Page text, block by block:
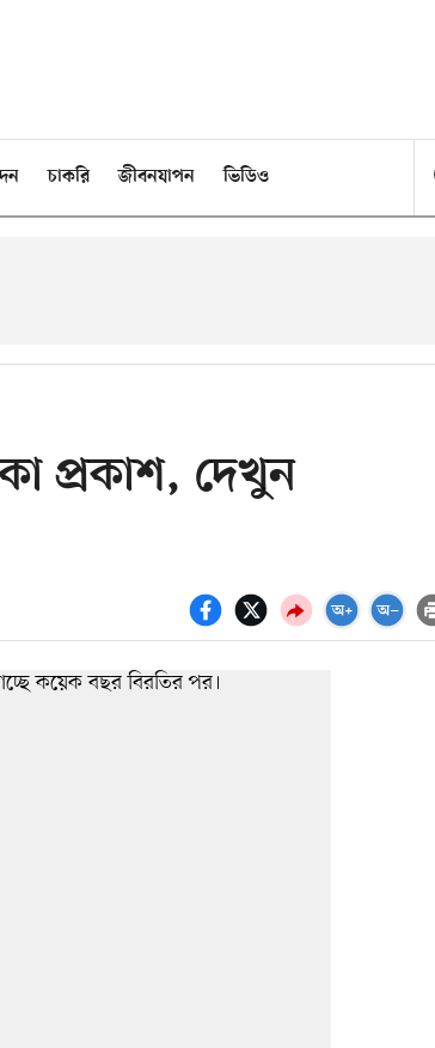
চাকরি জীবনযাপন ভিডিও
প্রকাশ, দেখুন